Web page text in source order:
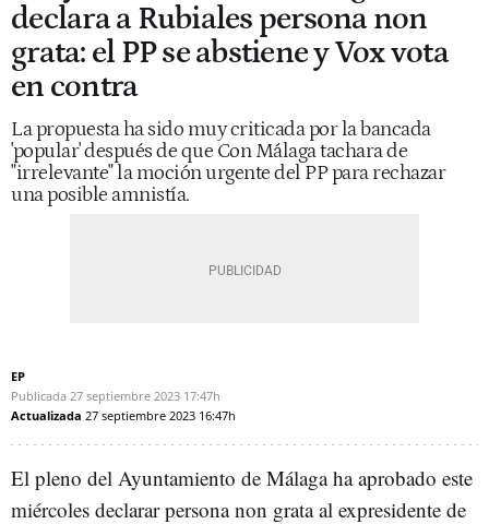
declara a Rubiales persona non
grata: el PP se abstiene y Vox vota
en contra
La propuesta ha sido muy criticada por la bancada
'popular' después de que Con Málaga tachara de
"irrelevante" la moción urgente del PP para rechazar
una posible amnistía.
EP
Publicada 27 septiembre 2023 17:47h
Actualizada 27 septiembre 2023 16:47h
El pleno del Ayuntamiento de Málaga ha aprobado este
miércoles declarar persona non grata al expresidente de